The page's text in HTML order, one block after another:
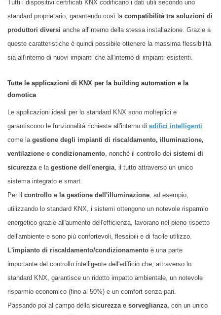
Tutti i dispositivi certificati KNX codificano i dati utili secondo uno
standard proprietario, garantendo così la compatibilità tra soluzioni di
produttori diversi anche all'interno della stessa installazione. Grazie a
queste caratteristiche è quindi possibile ottenere la massima flessibilità
sia all'interno di nuovi impianti che all'interno di impianti esistenti.
Tutte le applicazioni di KNX per la building automation e la
domotica
Le applicazioni ideali per lo standard KNX sono molteplici e
garantiscono le funzionalità richieste all'interno di edifici intelligenti
come la gestione degli impianti di riscaldamento, illuminazione,
ventilazione e condizionamento, nonché il controllo dei sistemi di
sicurezzae la gestione dell'energia, il tutto attraverso un unico
sistema integrato e smart.
Per il controllo e la gestione dell'illuminazione, ad esempio,
utilizzando lo standard KNX, i sistemi ottengono un notevole risparmio
energetico grazie all'aumento dell'efficienza, lavorano nel pieno rispetto
dell'ambiente e sono più confortevoli, flessibili e di facile utilizzo.
L'impianto di riscaldamento/condizionamento è una parte
importante del controllo intelligente dell'edificio che, attraverso lo
standard KNX, garantisce un ridotto impatto ambientale, un notevole
risparmio economico (fino al 50%) e un comfort senza pari.
Passando poi al campo della sicurezza e sorveglianza, con un unico